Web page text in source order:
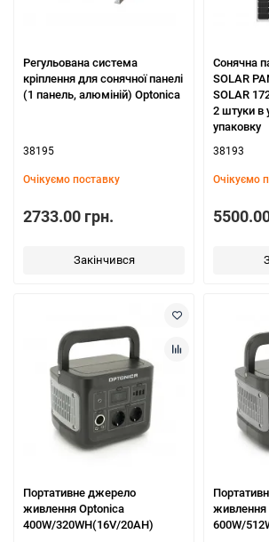
Регульована система
кріплення для сонячної панелі
(1 панель, алюміній) Optonica
38195
Очікуємо поставку
2733.00 грн.
Закінчився
Сонячна
SOLAR
SOLAR
2 штуки в
упаковку
38193
Очікуємо
Портативне джерело
живлення Optonica
400W/320WH(16V/20AH)
живлення
600W/